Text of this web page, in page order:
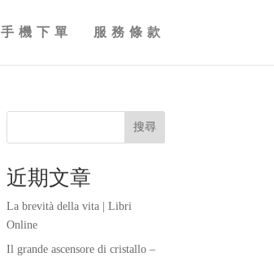
手機下單 服務條款
搜尋
近期文章
La brevità della vita | Libri
Online
Il grande ascensore di cristallo –